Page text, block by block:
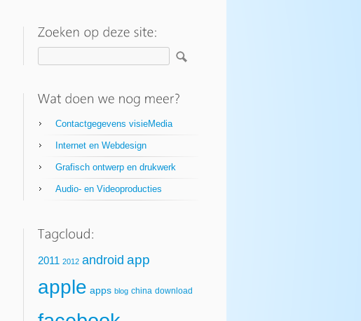
Contactgegevens visieMedia
Internet en Webdesign
Grafisch ontwerp en drukwerk
Audio- en Videoproducties
2011 2012 android app
apple apps blog china download